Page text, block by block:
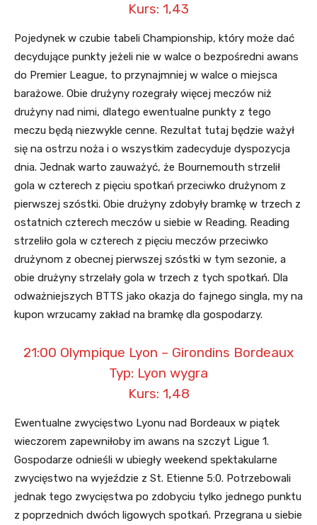
Kurs: 1,43
Pojedynek w czubie tabeli Championship, który może dać
decydujące punkty jeżeli nie w walce o bezpośredni awans
do Premier League, to przynajmniej w walce o miejsca
barażowe. Obie drużyny rozegrały więcej meczów niż
drużyny nad nimi, dlatego ewentualne punkty z tego
meczu będą niezwykle cenne. Rezultat tutaj będzie ważył
się na ostrzu noża i o wszystkim zadecyduje dyspozycja
dnia. Jednak warto zauważyć, że Bournemouth strzelił
gola w czterech z pięciu spotkań przeciwko drużynom z
pierwszej szóstki. Obie drużyny zdobyły bramkę w trzech z
ostatnich czterech meczów u siebie w Reading. Reading
strzeliło gola w czterech z pięciu meczów przeciwko
drużynom z obecnej pierwszej szóstki w tym sezonie, a
obie drużyny strzelały gola w trzech z tych spotkań. Dla
odważniejszych BTTS jako okazja do fajnego singla, my na
kupon wrzucamy zakład na bramkę dla gospodarzy.
21:00 Olympique Lyon – Girondins Bordeaux
Typ: Lyon wygra
Kurs: 1,48
Ewentualne zwycięstwo Lyonu nad Bordeaux w piątek
wieczorem zapewniłoby im awans na szczyt Ligue 1.
Gospodarze odnieśli w ubiegły weekend spektakularne
zwycięstwo na wyjeździe z St. Etienne 5:0. Potrzebowali
jednak tego zwycięstwa po zdobyciu tylko jednego punktu
z poprzednich dwóch ligowych spotkań. Przegrana u siebie